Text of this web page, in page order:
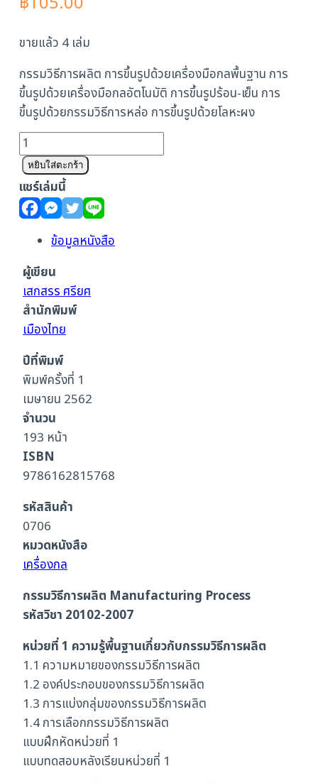
ขายแล้ว 4 เล่ม
กรรมวิธีการผลิต การขึ้นรูปด้วยเครื่องมือกลพื้นฐาน การ
ขึ้นรูปด้วยเครื่องมือกลอัตโนมัติ การขึ้นรูปร้อน-เย็น การ
ขึ้นรูปด้วยกรรมวิธีการหล่อ การขึ้นรูปด้วยโลหะผง
จำนวน
กรรมวิธี
การ
ผลิต
ชิ้น
หยิบใส่ตะกร้า
แชร์เล่มนี้
ข้อมูลหนังสือ
ผู้เขียน
เสกสรร ศรียศ
สำนักพิมพ์
เมืองไทย
ปีที่พิมพ์
พิมพ์ครั้งที่ 1
เมษายน 2562
จำนวน
193 หน้า
ISBN
9786162815768
รหัสสินค้า
0706
หมวดหนังสือ
เครื่องกล
กรรมวิธีการผลิต Manufacturing Process
รหัสวิชา 20102-2007
หน่วยที่ 1 ความรู้พื้นฐานเกี่ยวกับกรรมวิธีการผลิต
1.1 ความหมายของกรรมวิธีการผลิต
1.2 องค์ประกอบของกรรมวิธีการผลิต
1.3 การแบ่งกลุ่มของกรรมวิธีการผลิต
1.4 การเลือกกรรมวิธีการผลิต
แบบฝึกหัดหน่วยที่ 1
แบบทดสอบหลังเรียนหน่วยที่ 1